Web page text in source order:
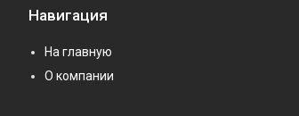
Навигация
На главную
О компании